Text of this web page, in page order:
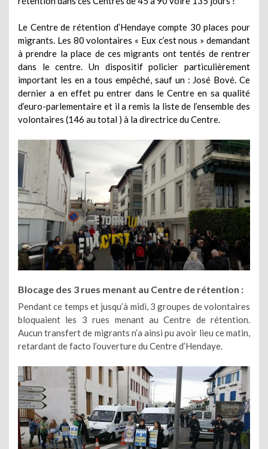
Le Centre de rétention d’Hendaye compte 30 places pour
migrants. Les 80 volontaires « Eux c’est nous » demandant
à prendre la place de ces migrants ont tentés de rentrer
dans le centre. Un dispositif policier particulièrement
important les en a tous empêché, sauf un : José Bové. Ce
dernier a en effet pu entrer dans le Centre en sa qualité
d’euro-parlementaire et il aremis la liste de l’ensemble des
volontaires (146 au total ) à la directricedu Centre.
Blocage des 3 rues menant au Centre de rétention :
Pendant ce temps et jusqu’à midi, 3 groupes de volontaires
bloquaient les 3 rues menant au Centre de rétention.
Aucun transfert de migrants n’a ainsi pu avoir lieu ce matin,
retardant de facto l’ouverture du Centre d’Hendaye.